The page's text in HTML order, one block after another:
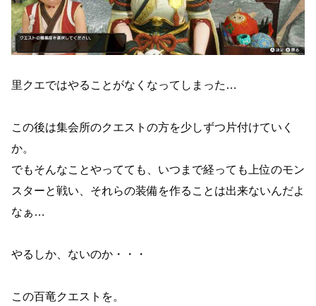
里クエではやることがなくなってしまった…
この後は集会所のクエストの方を少しずつ片付けていく
か。
でもそんなことやってても、いつまで経っても上位のモン
スターと戦い、それらの装備を作ることは出来ないんだよ
なぁ…
やるしか、ないのか・・・
この百竜クエストを。